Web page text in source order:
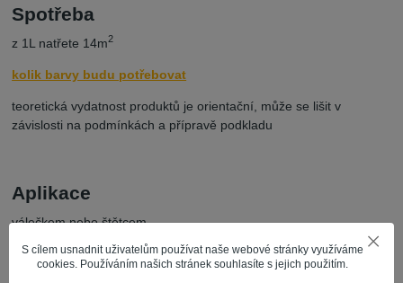
Spotřeba
z 1L natřete 14m2
kolik barvy budu potřebovat
teoretická vydatnost produktů je orientační, může se lišit v
závislosti na podmínkách a přípravě podkladu
Aplikace
válečkem nebo štětcem
S cílem usnadnit uživatelům používat naše webové stránky využíváme
cookies. Používáním našich stránek souhlasíte s jejich použitím.